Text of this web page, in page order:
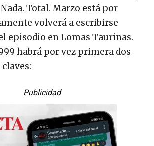
Total. Marzo está por
volverá a escribirse
episodio en Lomas Taurinas.
habrá por vez primera dos
Publicidad